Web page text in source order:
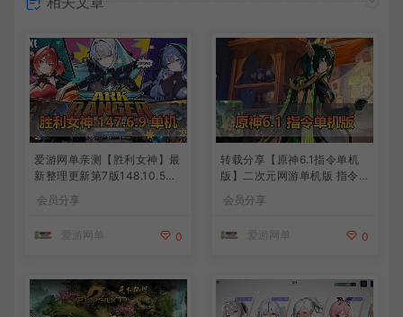
爱游网单亲测【胜利女神】最
新整理更新第7版148.10.5NI
活动148版本官服GM可无限
频安装教学
会员分享
爱游网单 0
转载分享【原神6.1指令单机
版】二次元网游单机版 指令
背包 抽卡 商店 MOD 未亲测
会员分享
爱游网单 0